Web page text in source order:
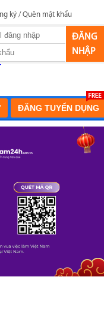
ký /Quên mật khẩu
ĐĂNG
NHẬP
ĐĂNG TUYỂN DỤNG